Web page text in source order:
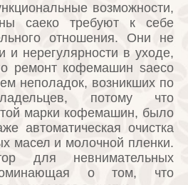
возможности,
саеко требуют к себе
отношения. Они не
и нерегулярности в уходе,
ремонт кофемашин saeco
неполадок, возникших по
потому что
марки кофемашин, было
автоматическая очистка
масел и молочной пленки.
для невнимательных
о том, что